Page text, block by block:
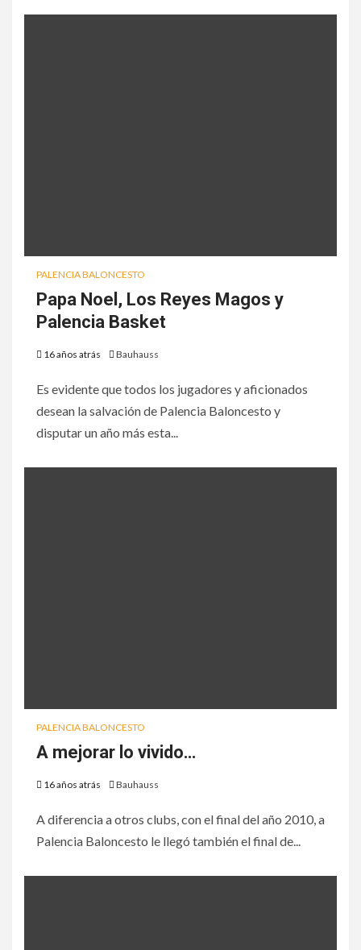
PALENCIA BALONCESTO
Papa Noel, Los Reyes Magos y
Palencia Basket
16 años atrás Bauhauss
Es evidente que todos los jugadores y aficionados
desean la salvación de Palencia Baloncesto y
disputar un año más esta...
PALENCIA BALONCESTO
A mejorar lo vivido…
16 años atrás Bauhauss
A diferencia a otros clubs, con el final del año 2010, a
Palencia Baloncesto le llegó también el final de...